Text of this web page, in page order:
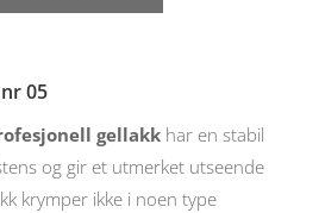
05
gellakkhar en stabil
og gir et utmerket utseende
krymper ikke i noen type